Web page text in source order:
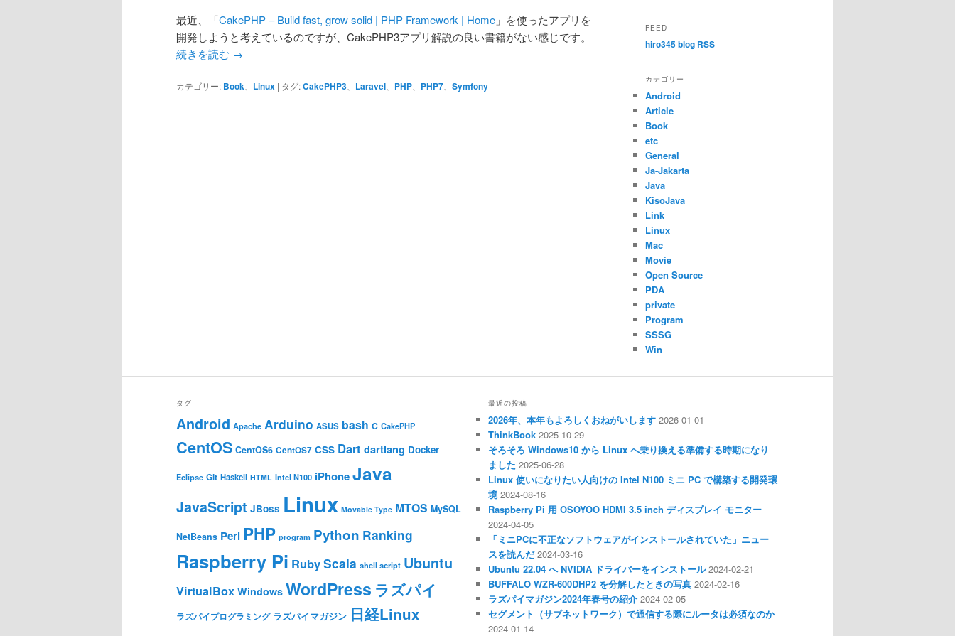
最近、「CakePHP – Build fast, grow solid | PHP Framework | Home 」を使ったアプリを
開発しようと考えているのですが、CakePHP3アプリ解説の良い書籍がない感じです。
続きを読む →
カテゴリー: Book Linux | タグ:CakePHP3 Laravel PHP PHP7 Symfony
FEED
hiro345 blog RSS
カテゴリー
Android
Article
Book
etc
General
Ja-Jakarta
Java
KisoJava
Link
Linux
Mac
Movie
Open Source
PDA
private
Program
SSSG
Win
タグ
Android Apache Arduino ASUS bash C CakePHP
CentOS CentOS6 CentOS7 CSS Dart dartlang Docker
Eclipse Git Haskell HTML Intel N100 iPhoneJava
JavaScript JBoss Linux Movable Type MTOS MySQL
NetBeans Perl PHP program Python Ranking
Raspberry Pi RubyScala shell script Ubuntu
VirtualBox Windows WordPress ラズパイ
ラズパイプログラミング ラズパイマガジン 日経Linux
最近の投稿
2026年、本年もよろしくおねがいします 2026-01-01
ThinkBook 2025-10-29
そろそろ Windows10 から Linux へ乗り換える準備する時期になり
ました 2025-06-28
Linux 使いになりたい人向けの Intel N100 ミニ PC で構築する開発環
境 2024-08-16
Raspberry Pi 用 OSOYOO HDMI 3.5 inch ディスプレイ モニター
2024-04-05
「ミニPCに不正なソフトウェアがインストールされていた」ニュー
スを読んだ 2024-03-16
Ubuntu 22.04 へ NVIDIA ドライバーをインストール 2024-02-21
BUFFALO WZR-600DHP2 を分解したときの写真 2024-02-16
ラズパイマガジン2024年春号の紹介 2024-02-05
セグメント（サブネットワーク）で通信する際にルータは必須なのか
2024-01-14